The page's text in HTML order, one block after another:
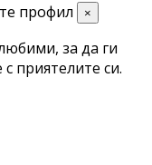
профил ×
за да ги
приятелите си.